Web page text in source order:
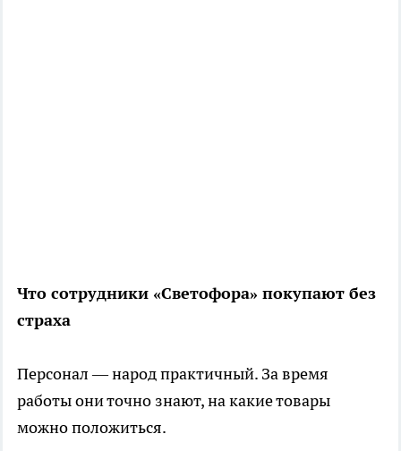
Что сотрудники «Светофора» покупают без
страха
Персонал — народ практичный. За время
работы они точно знают, на какие товары
можно положиться.